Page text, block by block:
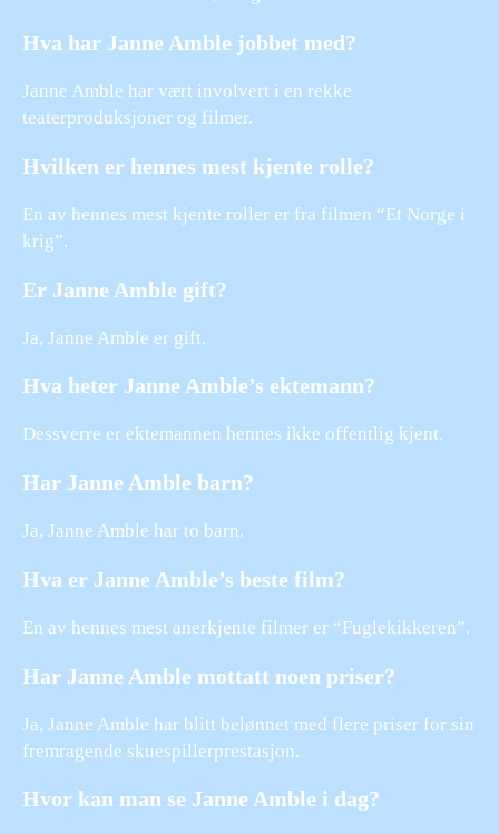
Hva har Janne Amble jobbet med?
Janne Amble har vært involvert i en rekke
teaterproduksjoner og filmer.
Hvilken er hennes mest kjente rolle?
En av hennes mest kjente roller er fra filmen “Et Norge i
krig”.
Er Janne Amble gift?
Ja, Janne Amble er gift.
Hva heter Janne Amble’s ektemann?
Dessverre er ektemannen hennes ikke offentlig kjent.
Har Janne Amble barn?
Ja, Janne Amble har to barn.
Hva er Janne Amble’s beste film?
En av hennes mest anerkjente filmer er “Fuglekikkeren”.
Har Janne Amble mottatt noen priser?
Ja, Janne Amble har blitt belønnet med flere priser for sin
fremragende skuespillerprestasjon.
Hvor kan man se Janne Amble i dag?